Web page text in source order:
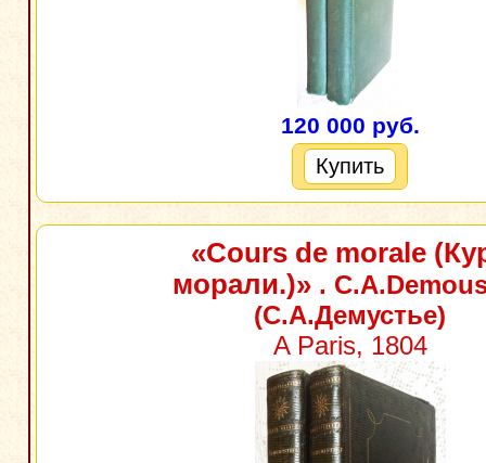
120 000 руб.
Купить
«Cours de morale
морали.)».
(C.A.Демустье)
A Paris, 1804